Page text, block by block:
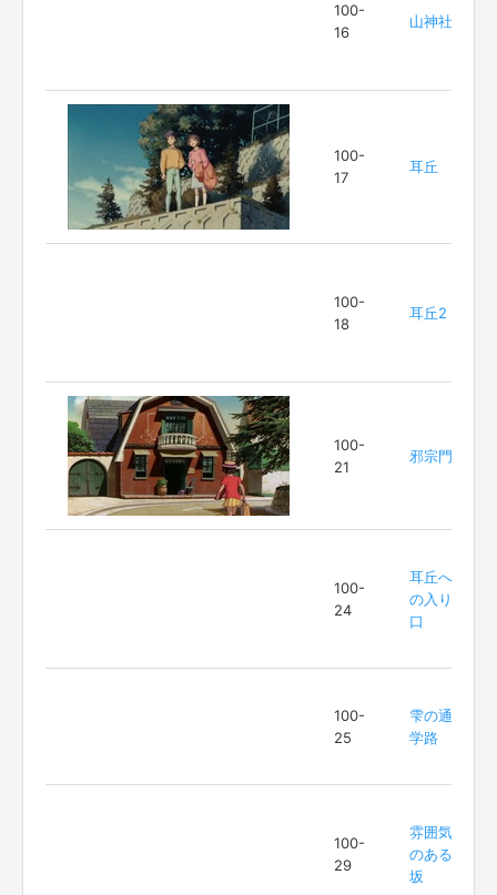
100-
16
山神社
100-
17
耳丘
100-
18
耳丘2
100-
21
邪宗門
100-
24
耳丘へ
の入り
口
100-
25
雫の通
学路
100-
29
雰囲気
のある
坂